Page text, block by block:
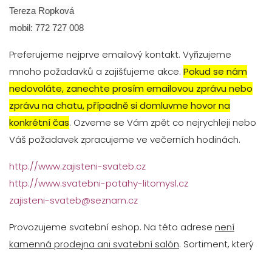
Tereza Ropková
mobil: 772 727 008
Preferujeme nejprve emailový kontakt. Vyřizujeme
mnoho požadavků a zajišťujeme akce. Pokud se nám
nedovoláte, zanechte prosím emailovou zprávu nebo
zprávu na chatu, případně si domluvme hovor na
konkrétní čas. Ozveme se Vám zpět co nejrychleji nebo
Váš požadavek zpracujeme ve večerních hodinách.
http://www.zajisteni-svateb.cz
http://www.svatebni-potahy-litomysl.cz
zajisteni-svateb@seznam.cz
Provozujeme svatební eshop. Na této adrese není
kamenná prodejna ani svatební salón. Sortiment, který